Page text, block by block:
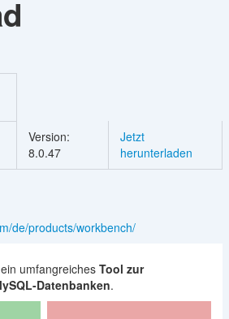
Version:
8.0.47
Jetzt
herunterladen
de/products/workbench/
umfangreiches Tool zur
Datenbanken.